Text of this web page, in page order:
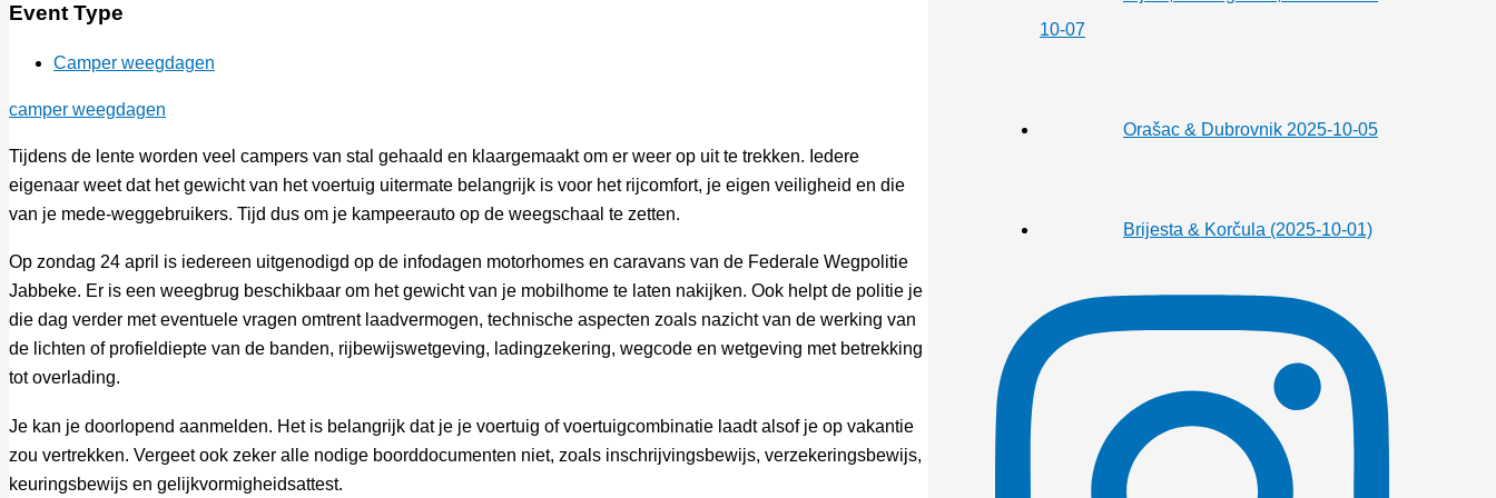
Event Type
Camper weegdagen
camper weegdagen
Tijdens de lente worden veel campers van stal gehaald en klaargemaakt om er weer op uit te trekken. Iedere
eigenaar weet dat het gewicht van het voertuig uitermate belangrijk is voor het rijcomfort, je eigen veiligheid en die
van je mede-weggebruikers. Tijd dus om je kampeerauto op de weegschaal te zetten.
Op zondag 24 april is iedereen uitgenodigd op de infodagen motorhomes en caravans van de Federale Wegpolitie
Jabbeke. Er is een weegbrug beschikbaar om het gewicht van je mobilhome te laten nakijken. Ook helpt de politie je
die dag verder met eventuele vragen omtrent laadvermogen, technische aspecten zoals nazicht van de werking van
de lichten of profieldiepte van de banden, rijbewijswetgeving, ladingzekering, wegcode en wetgeving met betrekking
tot overlading.
Je kan je doorlopend aanmelden. Het is belangrijk dat je je voertuig of voertuigcombinatie laadt alsof je op vakantie
zou vertrekken. Vergeet ook zeker alle nodige boorddocumenten niet, zoals inschrijvingsbewijs, verzekeringsbewijs,
keuringsbewijs en gelijkvormigheidsattest.
10-07
Orašac & Dubrovnik 2025-10-05
Brijesta & Korčula (2025-10-01)